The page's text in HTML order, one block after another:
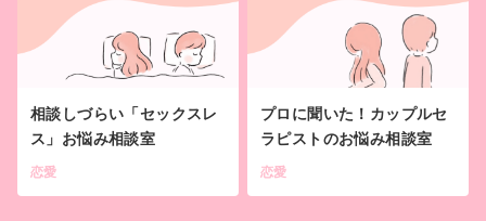
相談しづらい「セックスレ
ス」お悩み相談室
恋愛
プロに聞いた！カップルセ
ラピストのお悩み相談室
恋愛